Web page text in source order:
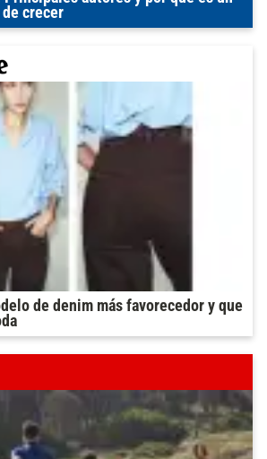
crecer
de denim más favorecedor y que